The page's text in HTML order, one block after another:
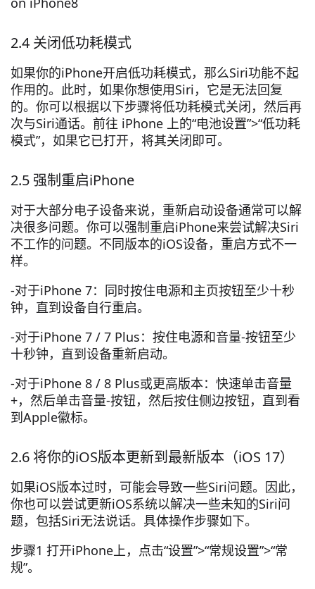
2.4 关闭低功耗模式
如果你的iPhone开启低功耗模式，那么Siri功能不起
作用的。此时，如果你想使用Siri，它是无法回复
的。你可以根据以下步骤将低功耗模式关闭，然后再
次与Siri通话。前往 iPhone 上的“电池设置”>“低功耗
模式”，如果它已打开，将其关闭即可。
2.5 强制重启iPhone
对于大部分电子设备来说，重新启动设备通常可以解
决很多问题。你可以强制重启iPhone来尝试解决Siri
不工作的问题。不同版本的iOS设备，重启方式不一
样。
-对于iPhone 7：同时按住电源和主页按钮至少十秒
钟，直到设备自行重启。
-对于iPhone 7 / 7 Plus：按住电源和音量-按钮至少
十秒钟，直到设备重新启动。
-对于iPhone 8 / 8 Plus或更高版本：快速单击音量
+，然后单击音量-按钮，然后按住侧边按钮，直到看
到Apple徽标。
2.6 将你的iOS版本更新到最新版本（iOS 17）
如果iOS版本过时，可能会导致一些Siri问题。因此，
你也可以尝试更新iOS系统以解决一些未知的Siri问
题，包括Siri无法说话。具体操作步骤如下。
步骤1 打开iPhone上，点击“设置”>“常规设置”>“常
规”。